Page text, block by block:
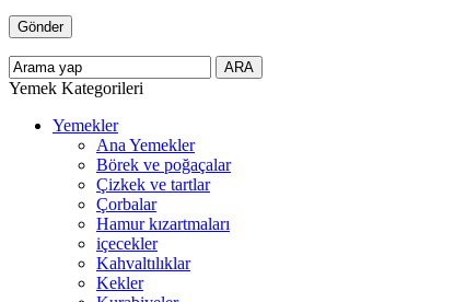
Yemek Kategorileri
Yemekler
Ana Yemekler
Börek ve poğaçalar
Çizkek ve tartlar
Çorbalar
Hamur kızartmaları
içecekler
Kahvaltılıklar
Kekler